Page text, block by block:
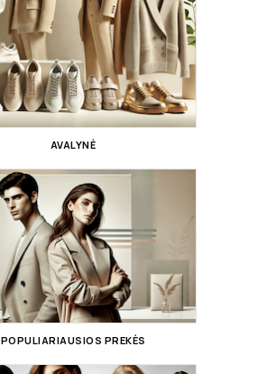
AVALYNĖ
POPULIARIAUSIOS PREKĖS